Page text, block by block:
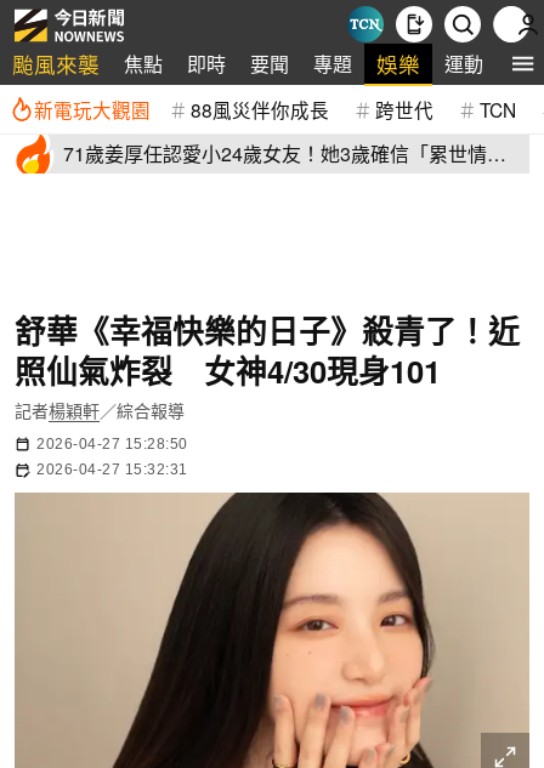
颱風來襲 焦點 即時 要聞 專題 娛樂 運動 全
新電玩大觀園 88風災伴你成長 跨世代 TCN
71歲姜厚任認愛小24歲女友！她3歲確信「累世情
舒華《幸福快樂的日子》殺青了！近
照仙氣炸裂 女神4/30現身101
記者楊穎軒／綜合報導
2026-04-27 15:28:50
2026-04-27 15:32:31